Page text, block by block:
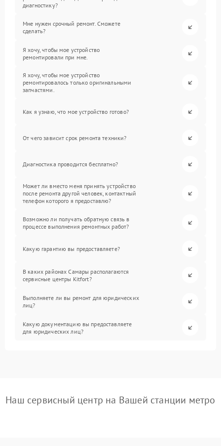
диагностику?
Мне нужен срочный ремонт. Сможете
сделать?
Я хочу, чтобы мое устройство
ремонтировали при мне.
Я хочу, чтобы мое устройство
ремонтировалось только оригинальными
запчастями.
Как я узнаю, что мое устройство готово?
От чего зависит срок ремонта техники?
Диагностика проводится бесплатно?
Может ли вместо меня принять устройство
после ремонта другой человек, контактный
телефон которого я предоставлю?
Возможно ли получать обратную связь в
процессе выполнения ремонтных работ?
Какую гарантию вы предоставляете?
В каких районах Самары располагаются
сервисные центры Kitfort?
Выполняете ли вы ремонт для юридических
лиц?
Какую документацию вы предоставляете
для юридических лиц?
Наш сервисный центр на Вашей станции метро